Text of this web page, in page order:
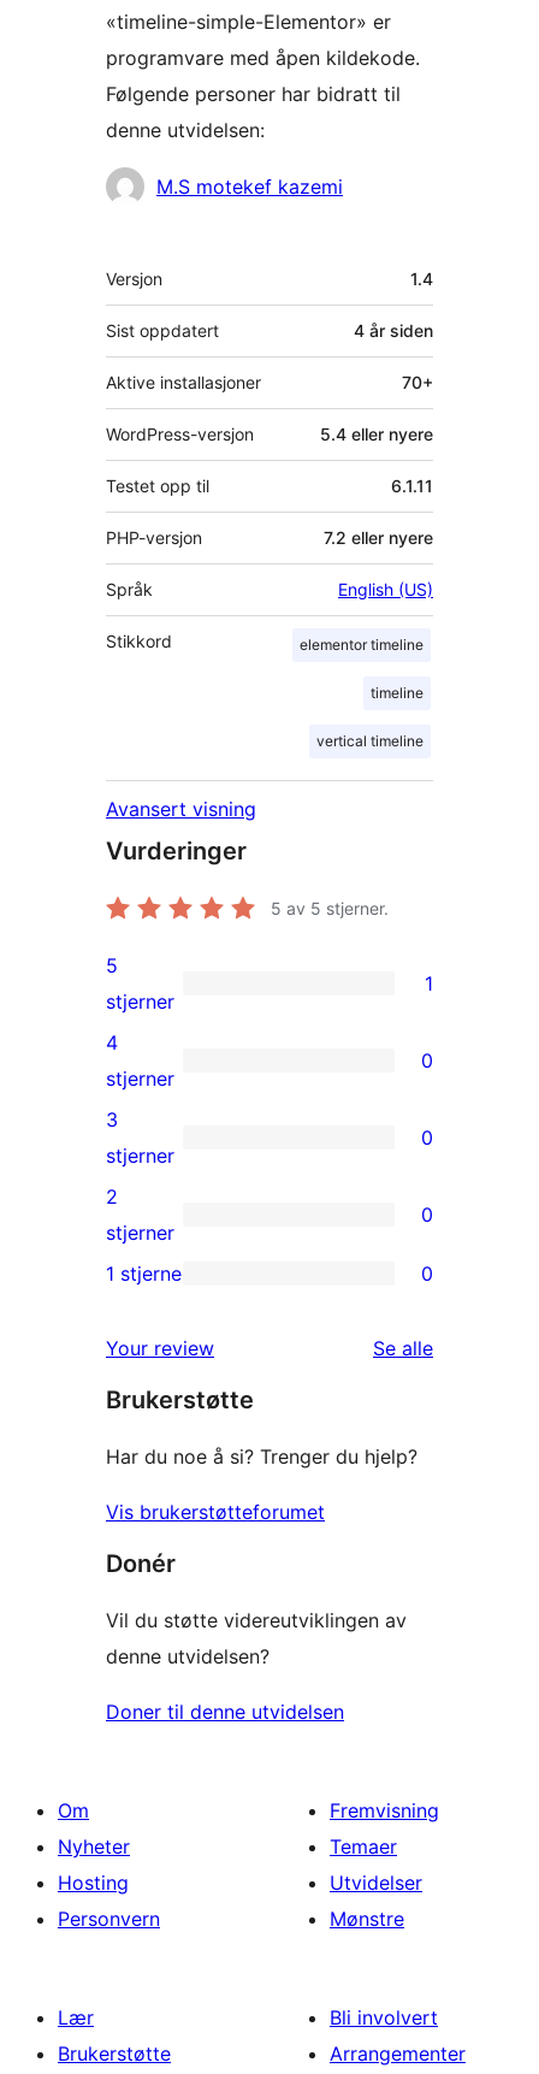
«timeline-simple-Elementor» er
programvare med åpen kildekode.
Følgende personer har bidratt til
denne utvidelsen:
Bidragsytere
M.S motekef kazemi
Meta
Versjon 1.4
Sist oppdatert 4 år siden
Aktive installasjoner 70+
WordPress-versjon 5.4 eller nyere
Testet opp til 6.1.11
PHP-versjon 7.2 eller nyere
Språk English (US)
Stikkord elementor timeline
timeline
vertical timeline
Avansert visning
Vurderinger
5 av 5 stjerner.
1
5-
star
review
5
stjerner
1
0
4-
star
reviews
4
stjerner
0
0
3-
star
reviews
3
stjerner
0
0
2-
reviews
2
stjerner
0
star
reviews
1 stjerne 0
Your review Se alleomtalene
Brukerstøtte
Har du noe å si? Trenger du hjelp?
Vis brukerstøtteforumet
Donér
Vil du støtte videreutviklingen av
denne utvidelsen?
Doner til denne utvidelsen
Om
Nyheter
Hosting
Personvern
Fremvisning
Temaer
Utvidelser
Mønstre
Lær
Brukerstøtte
Bli involvert
Arrangementer